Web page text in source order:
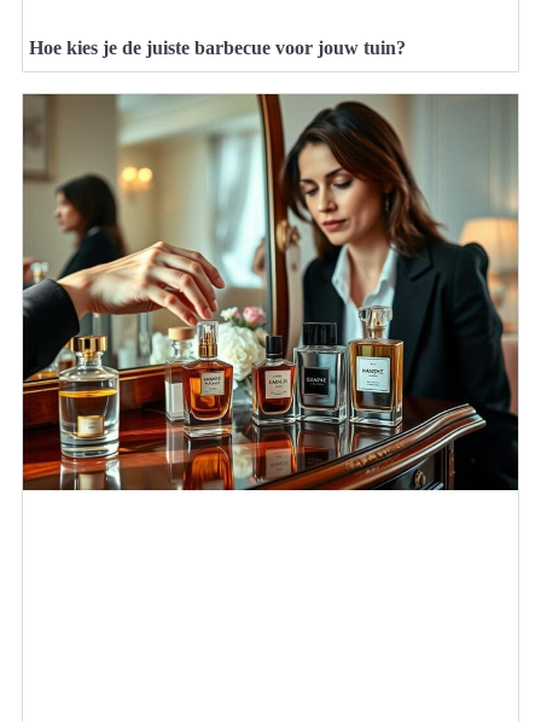
Hoe kies je de juiste barbecue voor jouw tuin?